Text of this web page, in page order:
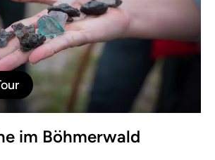
im Böhmerwald